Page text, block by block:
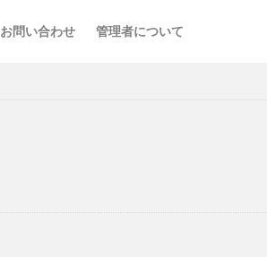
お問い合わせ 管理者について